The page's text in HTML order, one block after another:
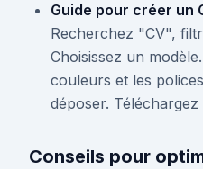
Guide pour créer un
Recherchez "CV",
Choisissez un
couleurs et les
déposer.
Conseils pour